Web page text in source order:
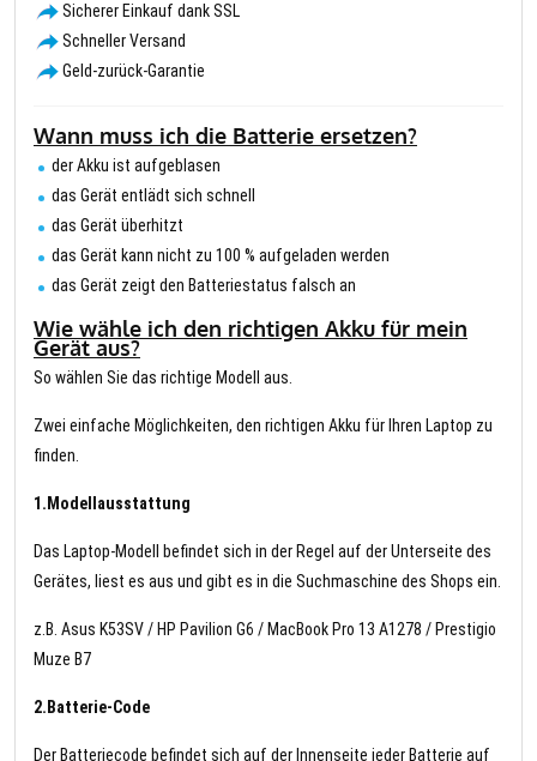
Sicherer Einkauf dank SSL
Schneller Versand
Geld-zurück-Garantie
Wann muss ich die Batterie ersetzen?
der Akku ist aufgeblasen
das Gerät entlädt sich schnell
das Gerät überhitzt
das Gerät kann nicht zu 100 % aufgeladen werden
das Gerät zeigt den Batteriestatus falsch an
Wie wähle ich den richtigen Akku für mein
Gerät aus?
So wählen Sie das richtige Modell aus.
Zwei einfache Möglichkeiten, den richtigen Akku für Ihren Laptop zu
finden.
1.Modellausstattung
Das Laptop-Modell befindet sich in der Regel auf der Unterseite des
Gerätes, liest es aus und gibt es in die Suchmaschine des Shops ein.
z.B. Asus K53SV / HP Pavilion G6 / MacBook Pro 13 A1278 / Prestigio
Muze B7
2.Batterie-Code
Der Batteriecode befindet sich auf der Innenseite jeder Batterie auf